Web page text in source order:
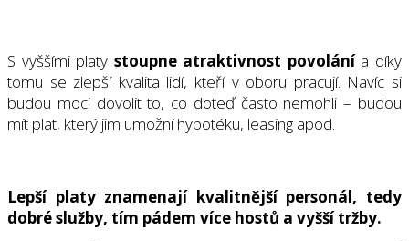
S vyššími platy stoupne atraktivnost povolánía díky
tomu se zlepší kvalita lidí, kteří v oboru pracují. Navíc si
budou moci dovolit to, co doteď často nemohli – budou
mít plat, který jim umožní hypotéku, leasing apod.
Lepší platy znamenají kvalitnější personál, tedy
dobré služby, tím pádem více hostů a vyšší tržby.